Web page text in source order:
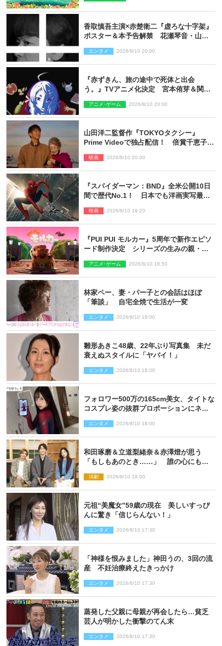
香取慎吾主演×赤楚衛二『虚ろな十字架』
ポスター＆本予告解禁 花瀬琴音・山中
エンタメ 2026/8/10 20:00
『赤ずきん、旅の途中で死体と出会
う。』TVアニメ化決定 宮本侑芽＆関根
アニメ･ゲーム 2026/8/10 20:00
山田洋二監督作『TOKYOタクシー』
Prime Videoで独占配信！ 倍賞千恵子×
映画 2026/8/10 20:00
『スパイダーマン：BND』全米公開10日
間で歴代No.1！ 日本でも洋画実写最速
映画 2026/8/10 19:20
『PUI PUI モルカー』5周年で新作エピソ
ード制作決定 シリーズの生みの親・見
アニメ･ゲーム 2026/8/10 18:50
林家ペー、妻・パー子との会話はほぼ
「筆談」 自宅全焼で生活が一変
エンタメ 2026/8/10 18:00
雛形あきこ48歳、22年ぶり写真集 未だ
衰えぬスタイルに「ヤバイ！」
エンタメ 2026/8/10 18:00
フォロワー500万の165cm美女、タイトな
コスプレ姿の抜群プロポーションにネッ
エンタメ 2026/8/10 18:00
和田琢磨＆立道梨緒奈＆赤澤燈が思う
「もしもあのとき……」 誰の心にもあ
思い
演劇 2026/8/10 18:00
元祖“美魔女”59歳の現在 美しいすっぴ
んに驚き「信じらんない！」
エンタメ 2026/8/10 17:30
「神様を恨みました」神田うの、3回の流
産 不妊治療終えたきっかけ
エンタメ 2026/8/10 17:30
蒸発した父親に母親が再会したら…貧乏
芸人が明かした衝撃のてん末
エンタメ 2026/8/10 17:30